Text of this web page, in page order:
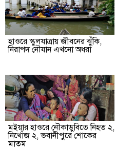
হাওরে স্কুলযাত্রায় জীবনের ঝুঁকি,
নিরাপদ নৌযান এখনো অধরা
মইয়ার হাওরে নৌকাডুবিতে নিহত ২,
নিখোঁজ ২, ভবানীপুরে শোকের
মাতম